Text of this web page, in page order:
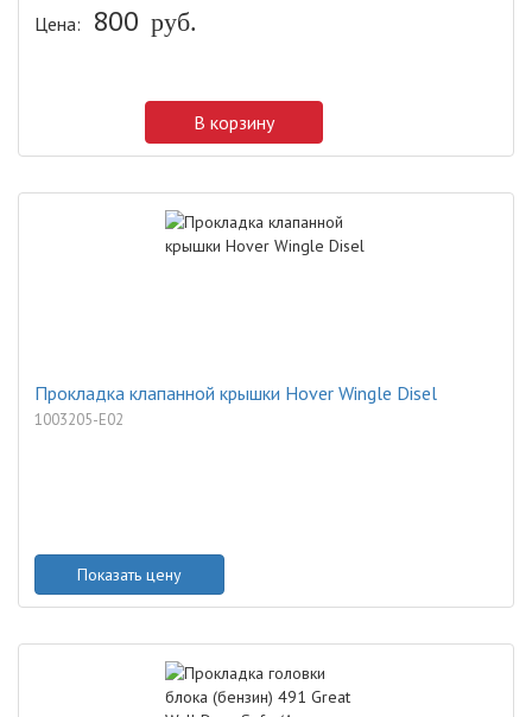
Цена: 800 руб.
В корзину
Прокладка клапанной крышки Hover Wingle Disel
1003205-E02
Показать цену